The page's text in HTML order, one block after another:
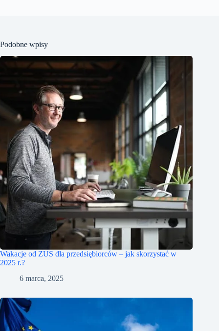
Podobne wpisy
Wakacje od ZUS dla przedsiębiorców – jak skorzystać w
2025 r.?
6 marca, 2025